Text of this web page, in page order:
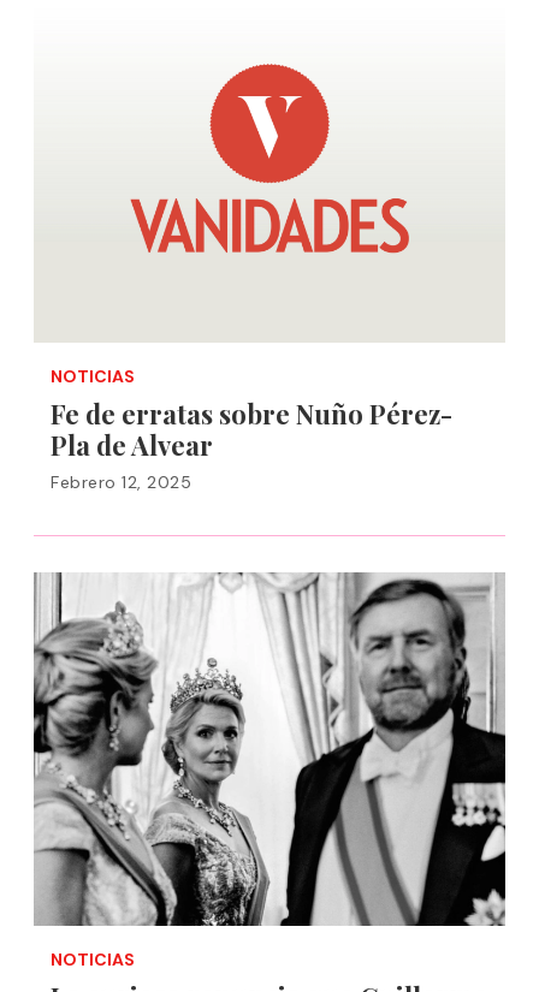
NOTICIAS
Fe de erratas sobre Nuño Pérez-
Pla de Alvear
Febrero 12, 2025
NOTICIAS